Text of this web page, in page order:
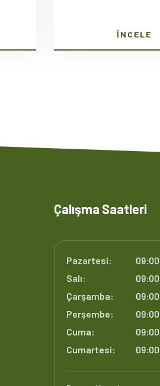
İNCELE
Çalışma Saatleri
Pazartesi:
Salı:
Çarşamba:
Perşembe:
Cuma:
Cumartesi: